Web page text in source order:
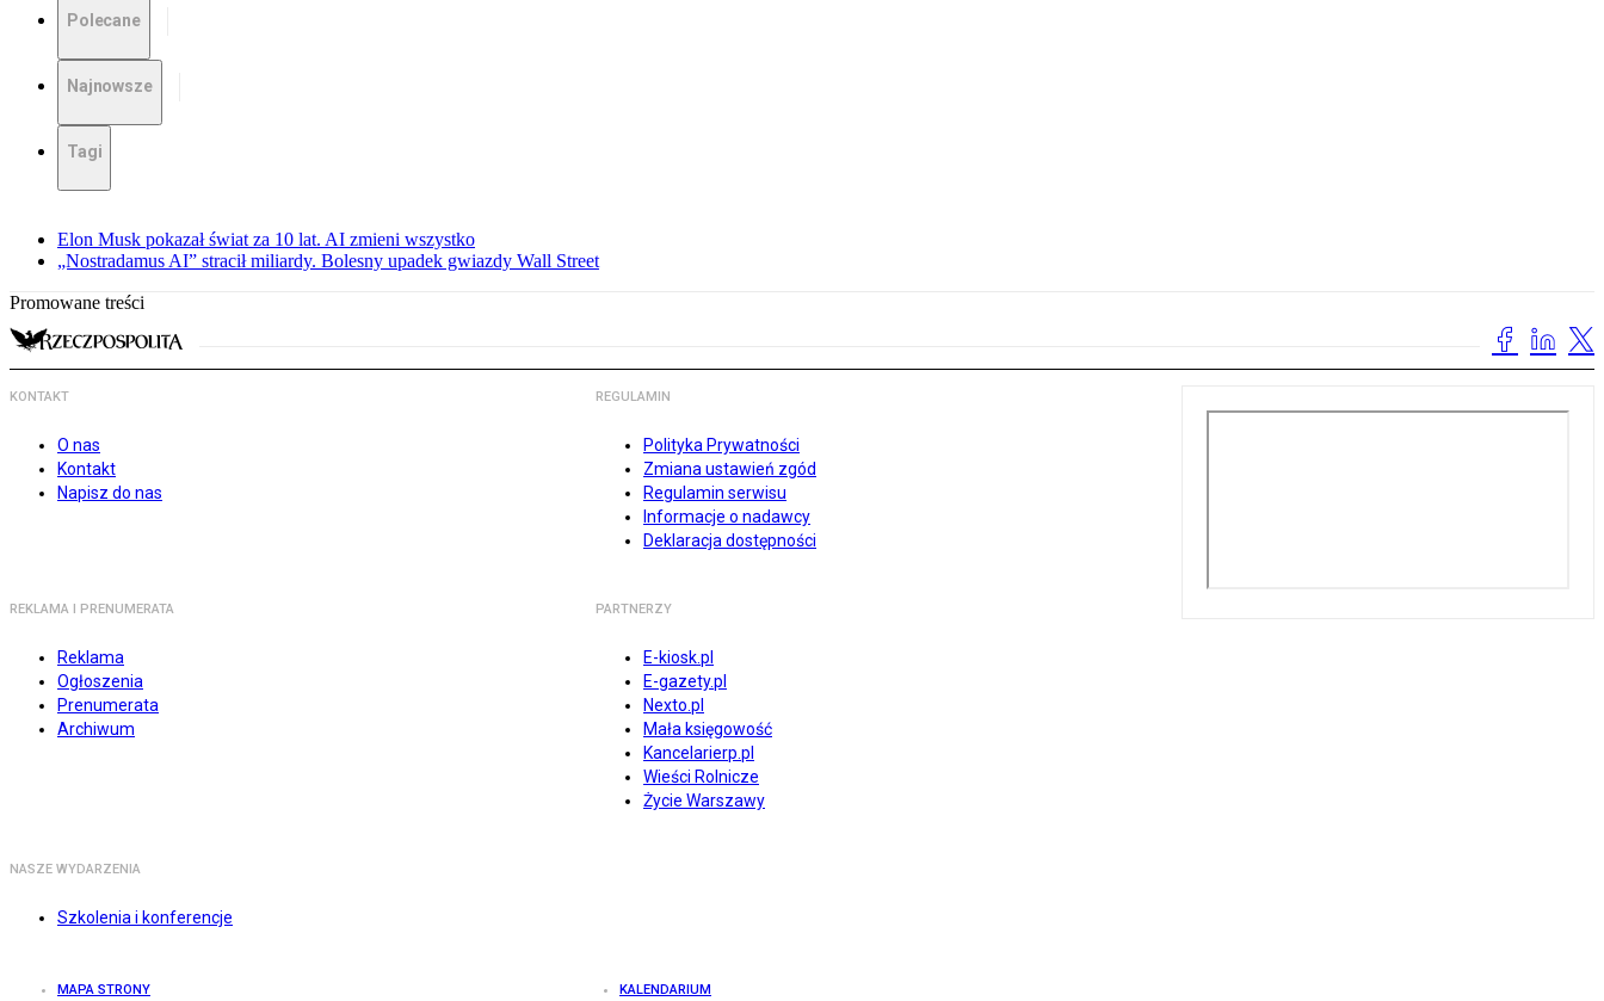
Polecane
Najnowsze
Tagi
Elon Musk pokazał świat za 10 lat. AI zmieni wszystko
„Nostradamus AI” stracił miliardy. Bolesny upadek gwiazdy Wall Street
Promowane treści
KONTAKT
O nas
Kontakt
Napisz do nas
REGULAMIN
Polityka Prywatności
Zmiana ustawień zgód
Regulamin serwisu
Informacje o nadawcy
Deklaracja dostępności
REKLAMA I PRENUMERATA
Reklama
Ogłoszenia
Prenumerata
Archiwum
PARTNERZY
E-kiosk.pl
E-gazety.pl
Nexto.pl
Mała księgowość
Kancelarierp.pl
Wieści Rolnicze
Życie Warszawy
NASZE WYDARZENIA
Szkolenia i konferencje
MAPA STRONY KALENDARIUM